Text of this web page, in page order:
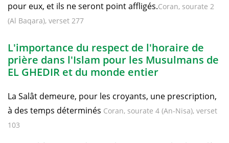
pour eux, et ils ne seront point affligés.Coran, sourate 2
(Al Baqara), verset 277
L'importance du respect de l'horaire de
prière dans l'Islam pour les Musulmans de
EL GHEDIR et du monde entier
La Salât demeure, pour les croyants, une prescription,
à des temps déterminés Coran, sourate 4 (An-Nisa), verset
103